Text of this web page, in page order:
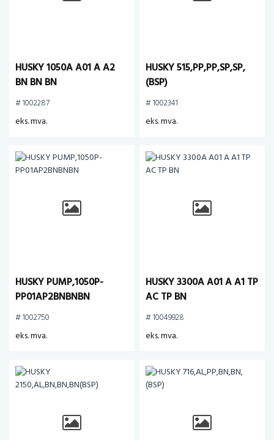
HUSKY 1050A A01 A A2
BN BN BN
# 1002287
eks. mva.
HUSKY 515,PP,PP,SP,SP,
(BSP)
# 1002341
eks. mva.
HUSKY PUMP,1050P-
PP01AP2BNBNBN
# 1002750
eks. mva.
HUSKY 3300A A01 A A1 TP
AC TP BN
# 10049928
eks. mva.